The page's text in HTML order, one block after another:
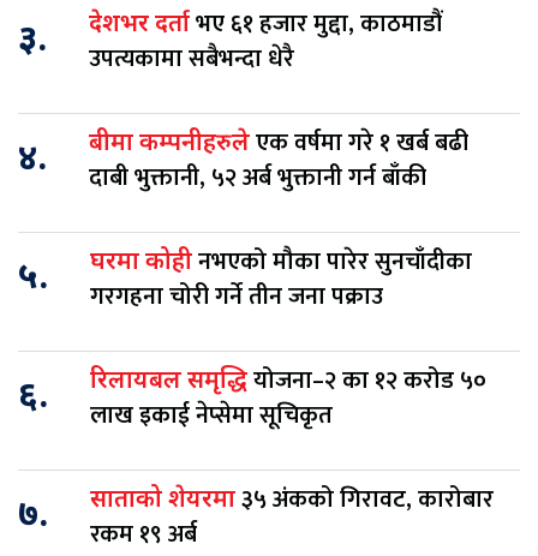
३. देशभर दर्ताभए ६१ हजार मुद्दा, काठमाडौं
उपत्यकामा सबैभन्दा धेरै
४. बीमा कम्पनीहरुलेएक वर्षमा गरे १ खर्ब बढी
दाबी भुक्तानी, ५२ अर्ब भुक्तानी गर्न बाँकी
५. घरमा कोहीनभएको मौका पारेर सुनचाँदीका
गरगहना चोरी गर्ने तीन जना पक्राउ
६. रिलायबल समृद्धियोजना–२ का १२ करोड ५०
लाख इकाई नेप्सेमा सूचिकृत
७. साताको शेयरमा३५ अंकको गिरावट, कारोबार
रकम १९ अर्ब